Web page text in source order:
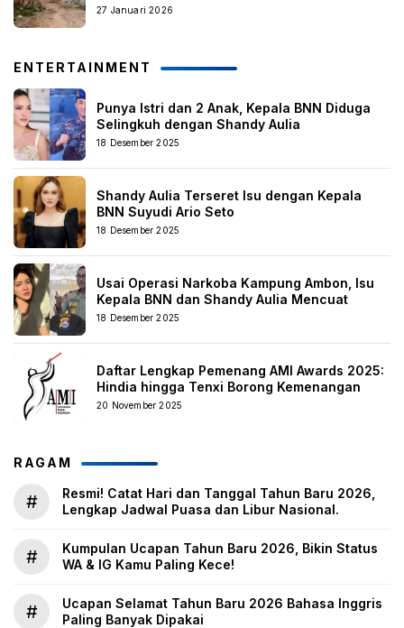
27 Januari 2026
ENTERTAINMENT
Punya Istri dan 2 Anak, Kepala BNN Diduga
Selingkuh dengan Shandy Aulia
18 Desember 2025
Shandy Aulia Terseret Isu dengan Kepala
BNN Suyudi Ario Seto
18 Desember 2025
Usai Operasi Narkoba Kampung Ambon, Isu
Kepala BNN dan Shandy Aulia Mencuat
18 Desember 2025
Daftar Lengkap Pemenang AMI Awards 2025:
Hindia hingga Tenxi Borong Kemenangan
20 November 2025
RAGAM
#
Resmi! Catat Hari dan Tanggal Tahun Baru 2026,
Lengkap Jadwal Puasa dan Libur Nasional.
#
Kumpulan Ucapan Tahun Baru 2026, Bikin Status
WA & IG Kamu Paling Kece!
#
Ucapan Selamat Tahun Baru 2026 Bahasa Inggris
Paling Banyak Dipakai